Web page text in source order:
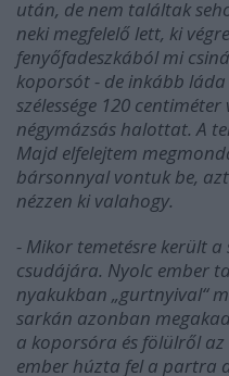
után, de nem találtak
neki megfelelő lett, ki
fenyőfadeszkából mi
koporsót - de inkább
szélessége 120
négymázsás halottat. A
Majd elfelejtem
bársonnyal vontuk be,
nézzen ki valahogy.
- Mikor temetésre került
csudájára. Nyolc ember
nyakukban „gurtnyival“
sarkán azonban
a koporsóra és fölülről
ember húzta fel a partra